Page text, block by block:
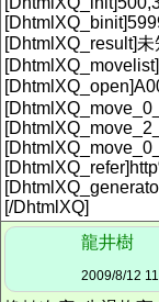
[DhtmlXQ_result]
[/DhtmlXQ]
龍井樹
2009/8/12